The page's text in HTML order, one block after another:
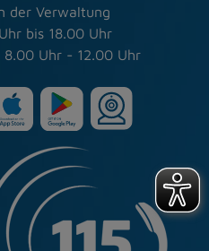
der Verwaltung
bis 18.00 Uhr
Uhr - 12.00 Uhr